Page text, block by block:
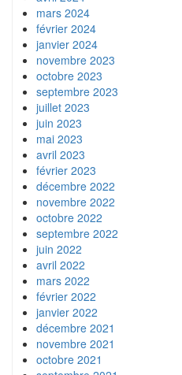
mars 2024
février 2024
janvier 2024
novembre 2023
octobre 2023
septembre 2023
juillet 2023
juin 2023
mai 2023
avril 2023
février 2023
décembre 2022
novembre 2022
octobre 2022
septembre 2022
juin 2022
avril 2022
mars 2022
février 2022
janvier 2022
décembre 2021
novembre 2021
octobre 2021